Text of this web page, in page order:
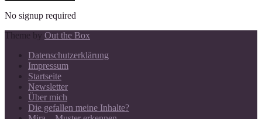
No signup required
Theme by Out the Box
Datenschutzerklärung
Impressum
Startseite
Newsletter
Über mich
Die gefallen meine Inhalte?